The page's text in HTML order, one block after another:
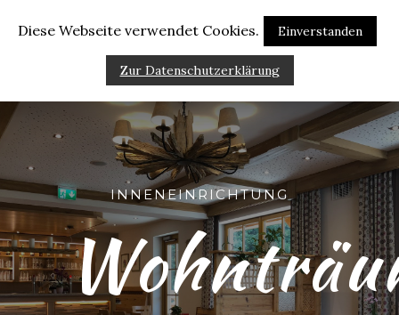
INNENEINRICHTUNG
Diese Webseite verwendet Cookies. Einverstanden
Zur Datenschutzerklärung